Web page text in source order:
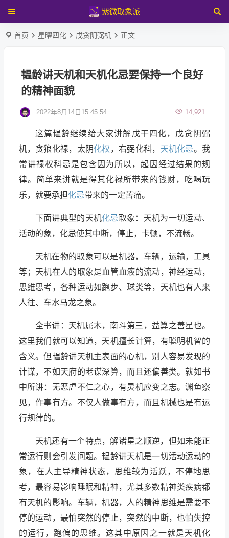
紫微取象派
首页 星曜四化 戊贪阴弼机 正文
韫龄讲天机和天机化忌要保持一个良好
的精神面貌
2022年8月14日15:45:54 14,921
这篇韫龄继续给大家讲解戊干四化，戊贪阴弼
机，贪狼化禄，太阴化权 ，右弼化科， 天机化忌。我
常讲禄权科忌是包含因为所以，起因经过结果的规
律。简单来讲就是得其化禄所带来的钱财，吃喝玩
乐，就要承担化忌带来的一定苦痛。
下面讲典型的天机化忌取象：天机为一切运动、
活动的象，化忌使其中断，停止，卡顿，不流畅。
天机在物的取象可以是机器，车辆，运输，工具
等；天机在人的取象是血管血液的流动，神经运动，
思维思考，各种运动如跑步、球类等，天机也有人来
人往、车水马龙之象。
全书讲：天机属木，南斗第三，益算之善星也。
这里我们就可以知道，天机擅长计算，有聪明机智的
含义。但韫龄讲天机主表面的心机，别人容易发现的
计谋，不如天府的老谋深算，而且还偏善类。就如书
中所讲：无恶虐不仁之心，有灵机应变之志。渊鱼察
见，作事有方。不仅人做事有方，而且机械也是有运
行规律的。
天机还有一个特点，解诸星之顺逆，但如未能正
常运行则会引发问题。韫龄讲天机是一切活动运动的
象，在人主导精神状态，思维较为活跃，不停地思
考，最容易影响睡眠和精神，尤其多数精神类疾病都
有天机的影响。车辆，机器，人的精神思维是需要不
停的运动，最怕突然的停止，突然的中断，也怕失控
的运行，跑偏的思维。这其中原因之一就是天机化